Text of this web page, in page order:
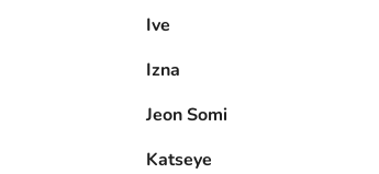
Ive
Izna
Jeon Somi
Katseye